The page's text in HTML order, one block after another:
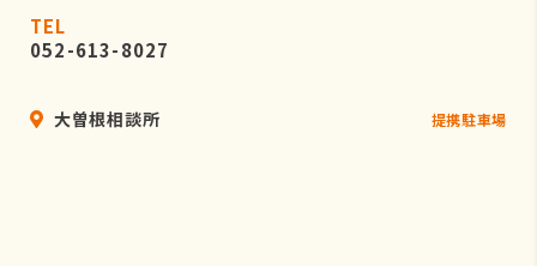
TEL
052-613-8027
大曽根相談所 提携駐車場